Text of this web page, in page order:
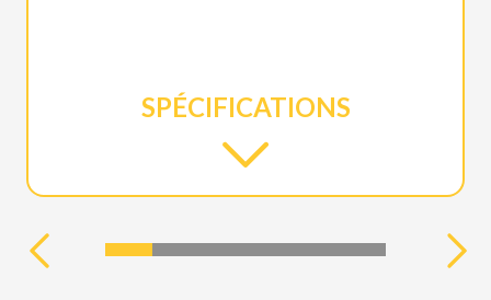
SPÉCIFICATIONS